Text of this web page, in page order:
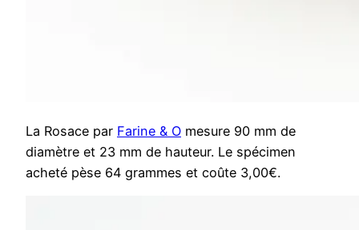
La Rosace par Farine & O mesure 90 mm de
diamètre et 23 mm de hauteur. Le spécimen
acheté pèse 64 grammes et coûte 3,00€.